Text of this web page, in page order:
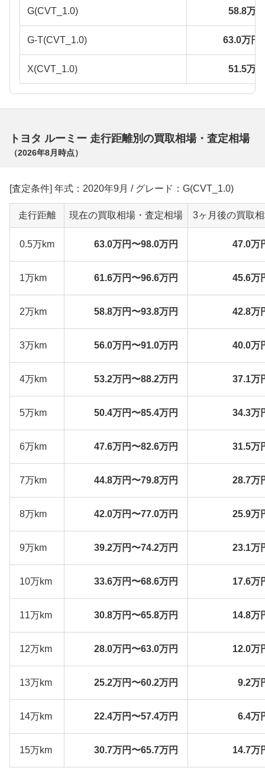
G(CVT_1.0) 58.8万
G-T(CVT_1.0) 63.0万円
X(CVT_1.0) 51.5万
トヨタ ルーミー 走行距離別の買取相場・査定相場
（2026年8月 時点）
[査定条件] 年式：2020年9月 / グレード：G(CVT_1.0)
走行距離 現在の買取相場・査定相場 3ヶ月後の買取
0.5万km 63.0万円〜98.0万円 47.0万
1万km 61.6万円〜96.6万円 45.6万
2万km 58.8万円〜93.8万円 42.8万
3万km 56.0万円〜91.0万円 40.0万
4万km 53.2万円〜88.2万円 37.1万
5万km 50.4万円〜85.4万円 34.3万
6万km 47.6万円〜82.6万円 31.5万
7万km 44.8万円〜79.8万円 28.7万
8万km 42.0万円〜77.0万円 25.9万
9万km 39.2万円〜74.2万円 23.1万
10万km 33.6万円〜68.6万円 17.6万
11万km 30.8万円〜65.8万円 14.8万
12万km 28.0万円〜63.0万円 12.0万
13万km 25.2万円〜60.2万円 9.2万
14万km 22.4万円〜57.4万円 6.4万
15万km 30.7万円〜65.7万円 14.7万